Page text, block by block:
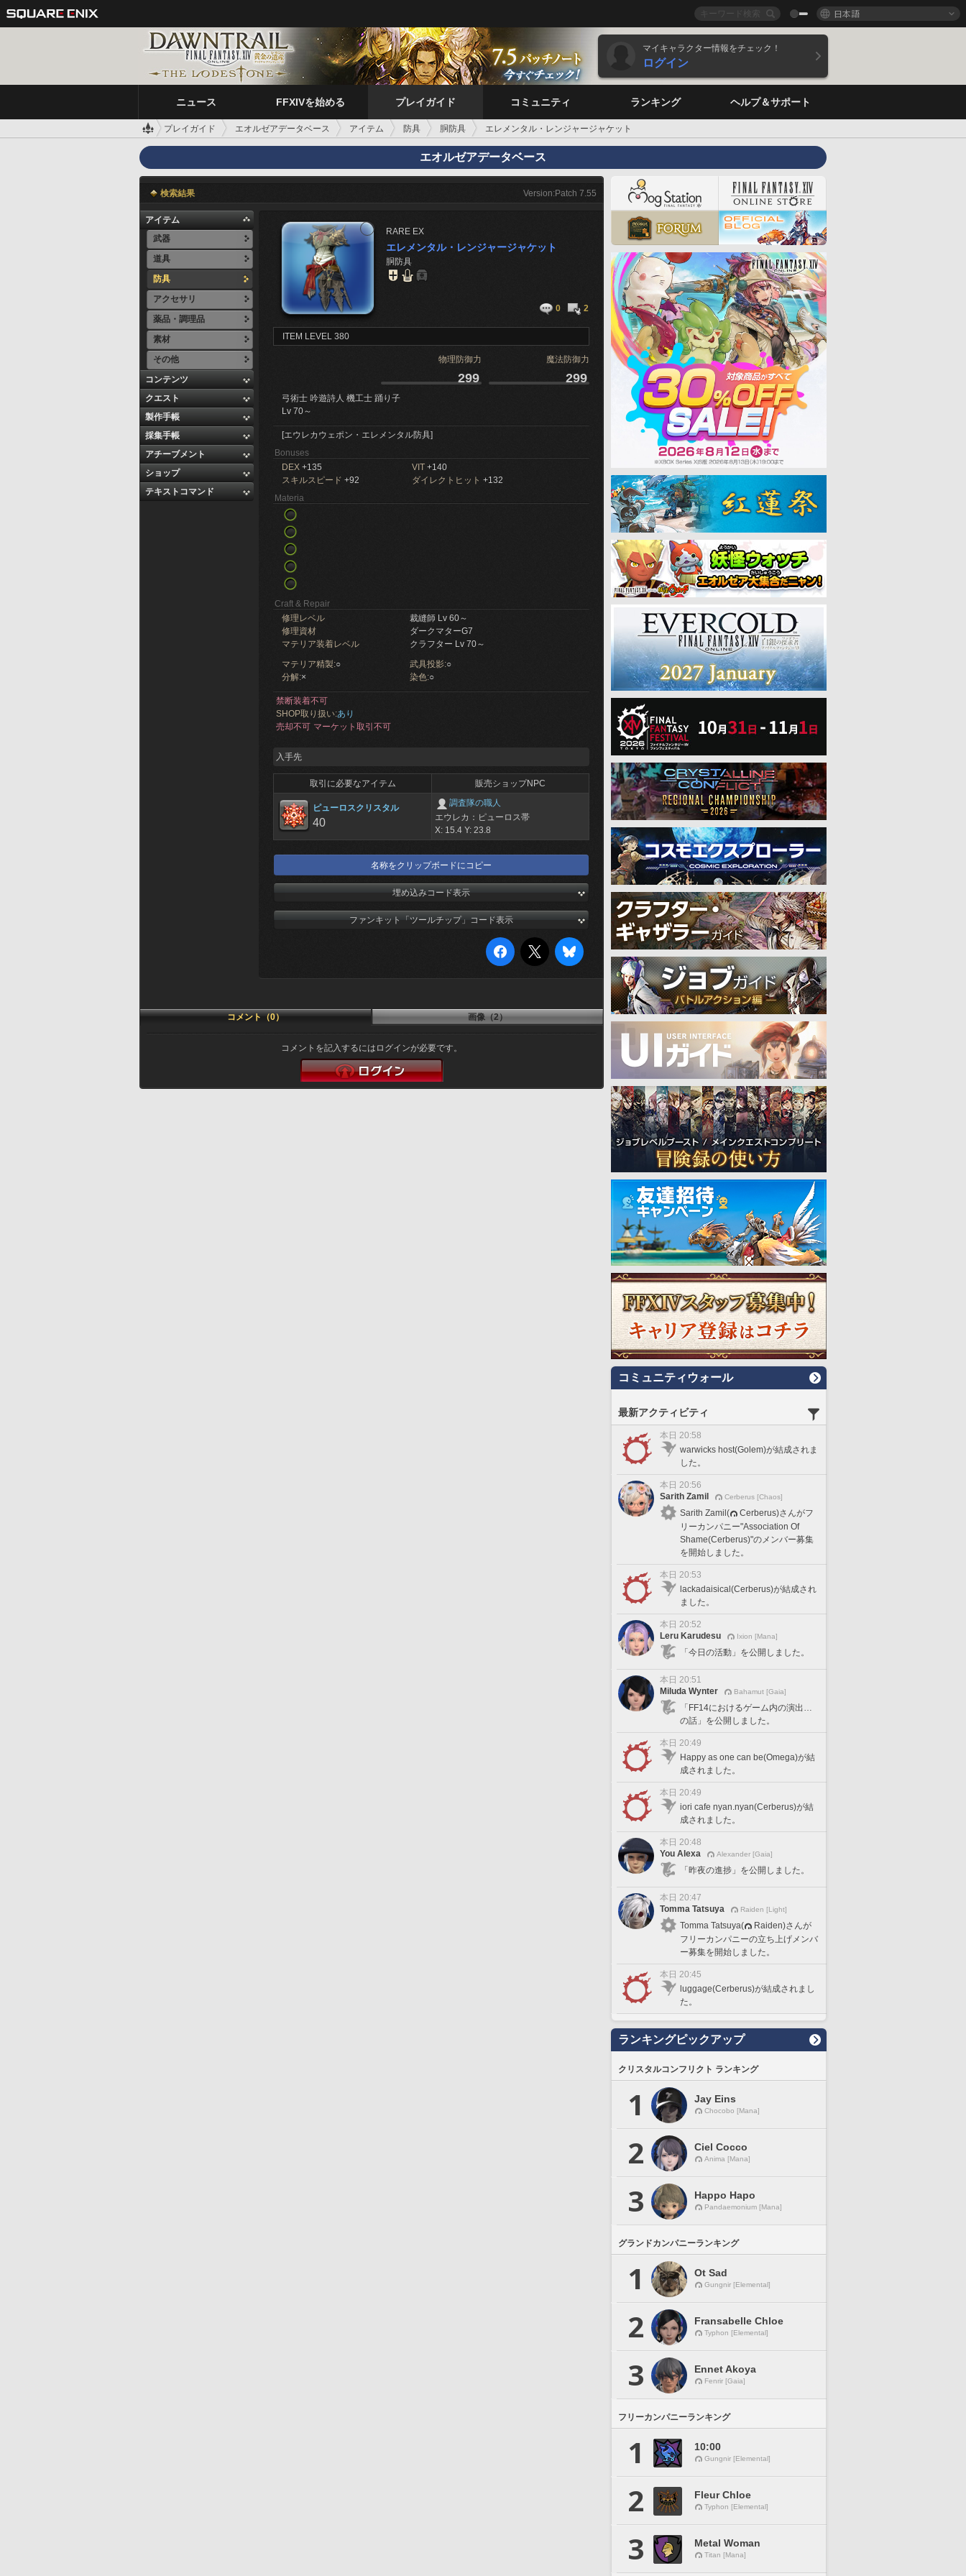
日本語
マイキャラクター情報をチェック！
ログイン
ニュース FFXIVを始める プレイガイド コミュニティ ランキング ヘルプ＆サポート
プレイガイド エオルゼアデータベース アイテム 防具 胴防具 エレメンタル・レンジャージャケット
エオルゼアデータベース
検索結果 Version:Patch 7.55
アイテム
武器
道具
防具
アクセサリ
薬品・調理品
素材
その他
コンテンツ
クエスト
製作手帳
採集手帳
アチーブメント
ショップ
テキストコマンド
RARE EX
エレメンタル・レンジャージャケット
胴防具
0 2
ITEM LEVEL 380
物理防御力 魔法防御力
299 299
弓術士 吟遊詩人 機工士 踊り子
Lv 70～
[エウレカウェポン・エレメンタル防具]
Bonuses
DEX +135 VIT +140
スキルスピード +92 ダイレクトヒット +132
Materia
Craft & Repair
修理レベル
裁縫師 Lv 60～
修理資材
ダークマターG7
マテリア装着レベル
クラフター Lv 70～
マテリア精製:○ 武具投影:○
分解:× 染色:○
禁断装着不可
SHOP取り扱い:あり
売却不可 マーケット取引不可
入手先
取引に必要なアイテム 販売ショップNPC
ピューロスクリスタル
40
調査隊の職人
エウレカ：ピューロス帯
X: 15.4 Y: 23.8
名称をクリップボードにコピー
埋め込みコード表示
ファンキット「ツールチップ」コード表示
コメント（0） 画像（2）
コメントを記入するにはログインが必要です。
コミュニティウォール
最新アクティビティ
本日 20:58
warwicks host(Golem)が結成されま
した。
本日 20:56
Sarith Zamil
Cerberus [Chaos]
Sarith Zamil(
Cerberus)さんがフ
リーカンパニー"Association Of
Shame(Cerberus)"のメンバー募集
を開始しました。
本日 20:53
lackadaisical(Cerberus)が結成され
ました。
本日 20:52
Leru Karudesu
Ixion [Mana]
「今日の活動」を公開しました。
本日 20:51
Miluda Wynter
Bahamut [Gaia]
「FF14におけるゲーム内の演出…
の話」を公開しました。
本日 20:49
Happy as one can be(Omega)が結
成されました。
本日 20:49
iori cafe nyan.nyan(Cerberus)が結
成されました。
本日 20:48
You Alexa
Alexander [Gaia]
「昨夜の進捗」を公開しました。
本日 20:47
Tomma Tatsuya
Raiden [Light]
Tomma Tatsuya(
Raiden)さんが
フリーカンパニーの立ち上げメンバ
ー募集を開始しました。
本日 20:45
luggage(Cerberus)が結成されまし
た。
ランキングピックアップ
クリスタルコンフリクト ランキング
1 Jay Eins
Chocobo [Mana]
2 Ciel Cocco
Anima [Mana]
3 Happo Hapo
Pandaemonium [Mana]
グランドカンパニーランキング
1 Ot Sad
Gungnir [Elemental]
2 Fransabelle Chloe
Typhon [Elemental]
3 Ennet Akoya
Fenrir [Gaia]
フリーカンパニーランキング
1 10:00
Gungnir [Elemental]
2 Fleur Chloe
Typhon [Elemental]
3 Metal Woman
Titan [Mana]